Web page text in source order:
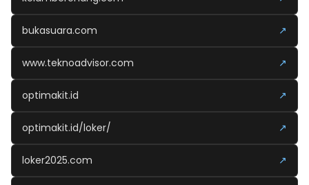
bukasuara.com ↗
www.teknoadvisor.com ↗
optimakit.id ↗
optimakit.id/loker/ ↗
loker2025.com ↗